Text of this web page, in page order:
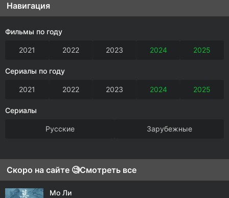
Навигация
Фильмы по году
2021 2022 2023 2024 2025
Сериалы по году
2021 2022 2023 2024 2025
Сериалы
Русские Зарубежные
Скоро на сайте 🧐Смотреть все
Мо Ли